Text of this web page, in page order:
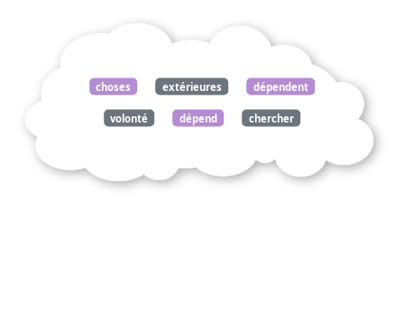
choses extérieures dépendent
volonté dépend chercher
commentez citation